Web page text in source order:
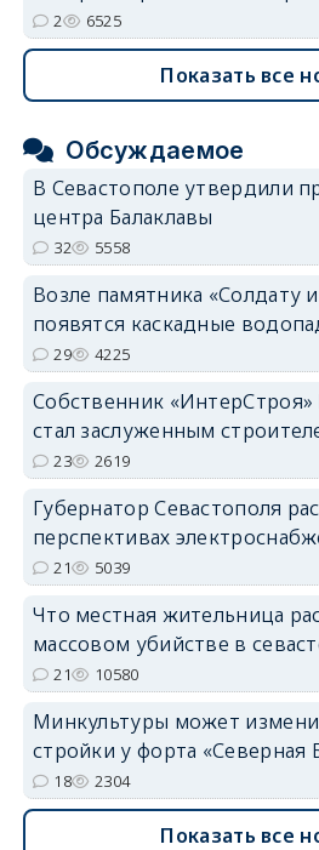
2 6525
Показать все
Обсуждаемое
В Севастополе утвердили
центра Балаклавы
32 5558
Возле памятника «Солдату
появятся каскадные
29 4225
Собственник «ИнтерСтроя»
стал заслуженным
23 2619
Губернатор Севастополя
перспективах
21 5039
Что местная жительница
массовом убийстве в
21 10580
Минкультуры может
стройки у форта «Северная
18 2304
Показать все